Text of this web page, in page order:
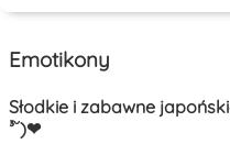
Emotikony
Słodkie i zabawne
³˘)❤